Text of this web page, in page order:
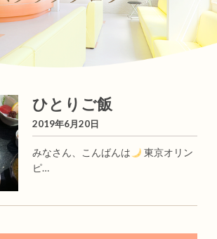
ひとりご飯
2019年6月20日
みなさん、こんばんは
東京オリン
ピ…